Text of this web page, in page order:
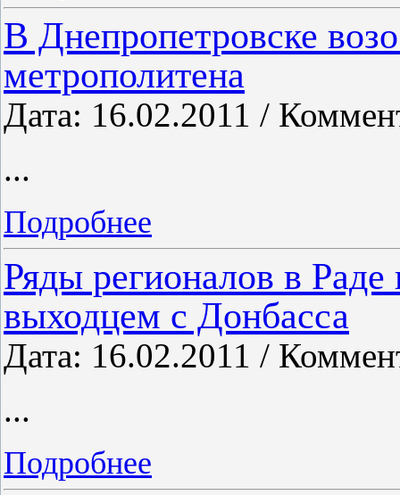
В Днепропетровске
метрополитена
Дата: 16.02.2011 /
...
Подробнее
Ряды регионалов в
выходцем с Донбасса
Дата: 16.02.2011 /
...
Подробнее